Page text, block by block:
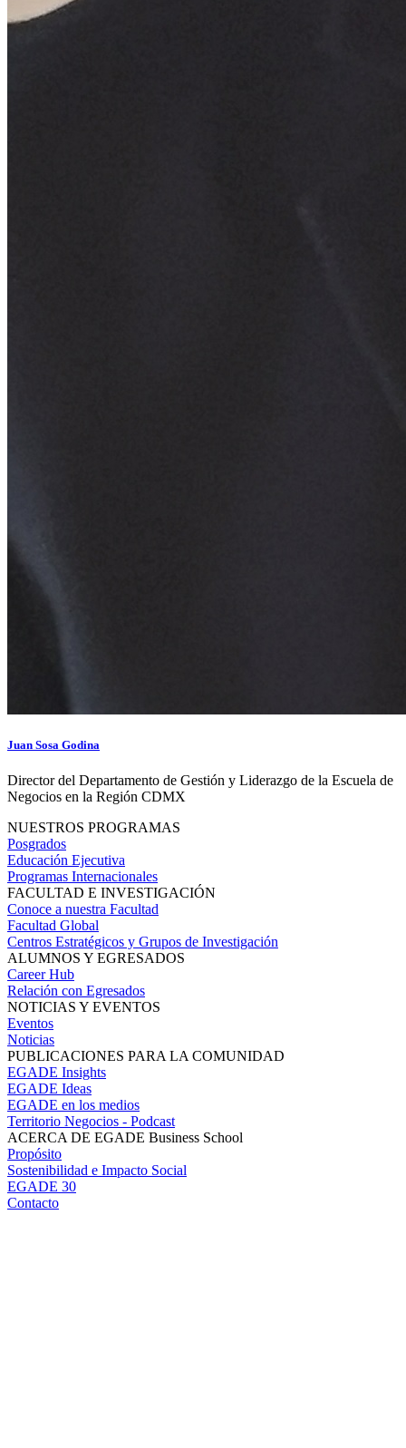
Juan Sosa Godina
Director del Departamento de Gestión y Liderazgo de la Escuela de
Negocios en la Región CDMX
NUESTROS PROGRAMAS
Posgrados
Educación Ejecutiva
Programas Internacionales
FACULTAD E INVESTIGACIÓN
Conoce a nuestra Facultad
Facultad Global
Centros Estratégicos y Grupos de Investigación
ALUMNOS Y EGRESADOS
Career Hub
Relación con Egresados
NOTICIAS Y EVENTOS
Eventos
Noticias
PUBLICACIONES PARA LA COMUNIDAD
EGADE Insights
EGADE Ideas
EGADE en los medios
Territorio Negocios - Podcast
ACERCA DE EGADE Business School
Propósito
Sostenibilidad e Impacto Social
EGADE 30
Contacto